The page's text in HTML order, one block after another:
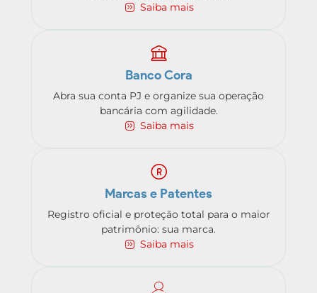
Saiba mais
Banco Cora
Abra sua conta PJ e organize sua operação
bancária com agilidade.
Saiba mais
Marcas e Patentes
Registro oficial e proteção total para o maior
patrimônio: sua marca.
Saiba mais